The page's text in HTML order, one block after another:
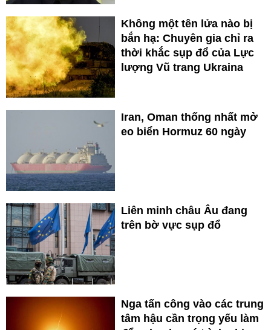
Không một tên lửa nào bị
bắn hạ: Chuyên gia chỉ ra
thời khắc sụp đổ của Lực
lượng Vũ trang Ukraina
Iran, Oman thống nhất mở
eo biển Hormuz 60 ngày
Liên minh châu Âu đang
trên bờ vực sụp đổ
Nga tấn công vào các trung
tâm hậu cần trọng yếu làm